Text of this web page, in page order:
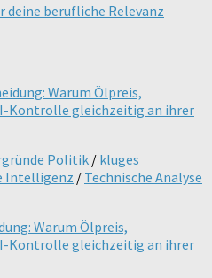
deine berufliche Relevanz
Politik/ kluges
Intelligenz / Technische Analyse
Warum Ölpreis,
Kontrolle gleichzeitig an ihrer